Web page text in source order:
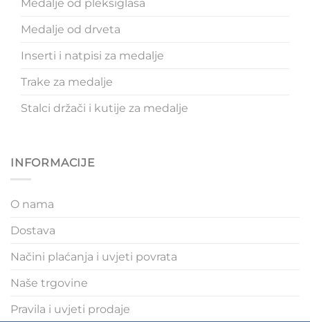
Medalje od pleksiglasa
Medalje od drveta
Inserti i natpisi za medalje
Trake za medalje
Stalci držači i kutije za medalje
INFORMACIJE
O nama
Dostava
Načini plaćanja i uvjeti povrata
Naše trgovine
Pravila i uvjeti prodaje